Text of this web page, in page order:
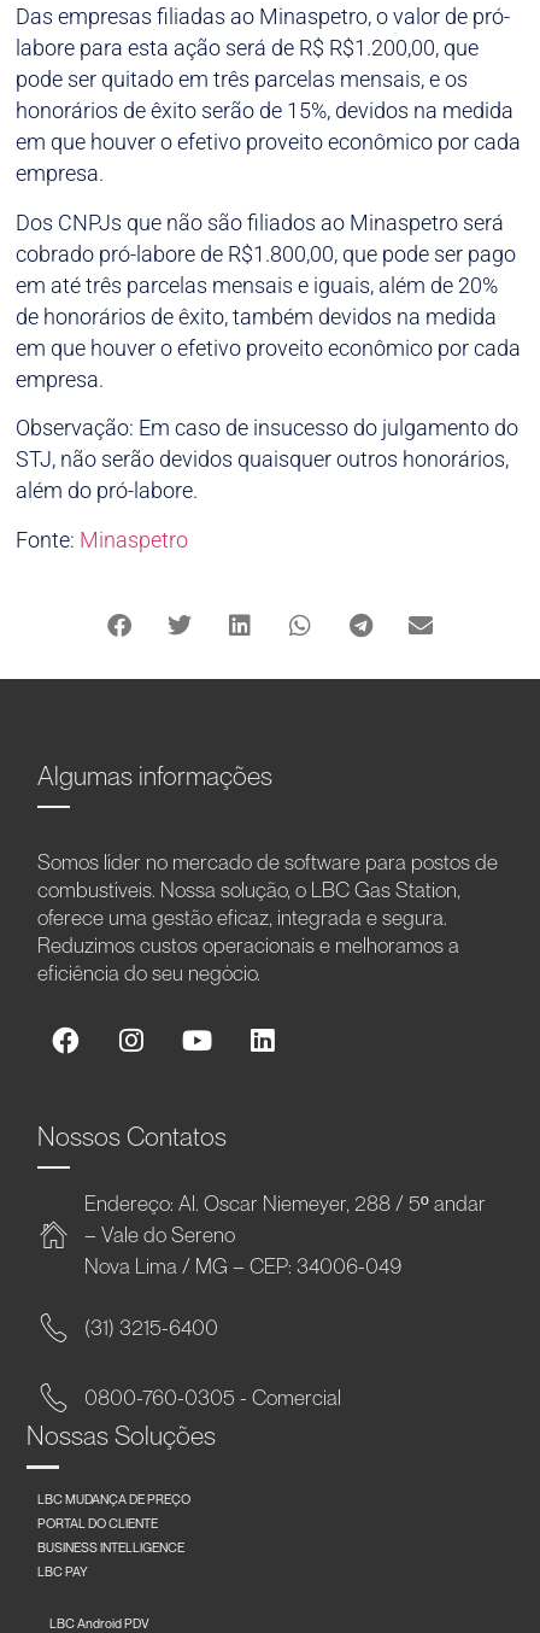
Das empresas filiadas ao Minaspetro, o valor de pró-
labore para esta ação será de R$ R$1.200,00, que
pode ser quitado em três parcelas mensais, e os
honorários de êxito serão de 15%, devidos na medida
em que houver o efetivo proveito econômico por cada
empresa.
Dos CNPJs que não são filiados ao Minaspetro será
cobrado pró-labore de R$1.800,00, que pode ser pago
em até três parcelas mensais e iguais, além de 20%
de honorários de êxito, também devidos na medida
em que houver o efetivo proveito econômico por cada
empresa.
Observação: Em caso de insucesso do julgamento do
STJ, não serão devidos quaisquer outros honorários,
além do pró-labore.
Fonte: Minaspetro
Algumas informações
Somos líder no mercado de software para postos de
combustíveis. Nossa solução, o LBC Gas Station,
oferece uma gestão eficaz, integrada e segura.
Reduzimos custos operacionais e melhoramos a
eficiência do seu negócio.
Nossos Contatos
Endereço: Al. Oscar Niemeyer, 288 / 5º andar
– Vale do Sereno
Nova Lima / MG – CEP: 34006-049
(31) 3215-6400
0800-760-0305 - Comercial
Nossas Soluções
LBC MUDANÇA DE PREÇO
PORTAL DO CLIENTE
BUSINESS INTELLIGENCE
LBC PAY
LBC Android PDV